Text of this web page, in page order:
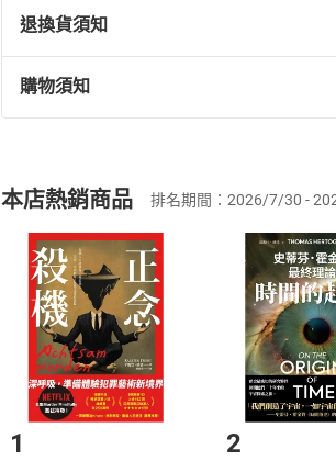
退換貨須知
退換貨規定：
(一)依消費者保護法第19條第1項後
(二)消費者訂購本店鋪之商品即代
且已下載/存取電子書，不得請求退貨
退貨方式：您欲取消訂單或辦理退貨
貨」，本店鋪將依您的申請進行審核
請注意，樂天市場須以整筆訂單為單
購物須知
挑選商品
Choose
放入
購書後，如何開始使用？
Step1.選擇閱讀載具
本店熱銷商品 排名期間：2026/7/30 -
1 2